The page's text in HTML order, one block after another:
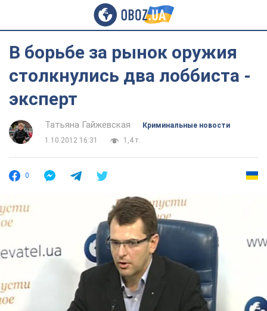
В борьбе за рынок оружия
столкнулись два лоббиста -
эксперт
Татьяна Гайжевская
Криминальные новости
1.10.2012 16:31
1,4 т.
0